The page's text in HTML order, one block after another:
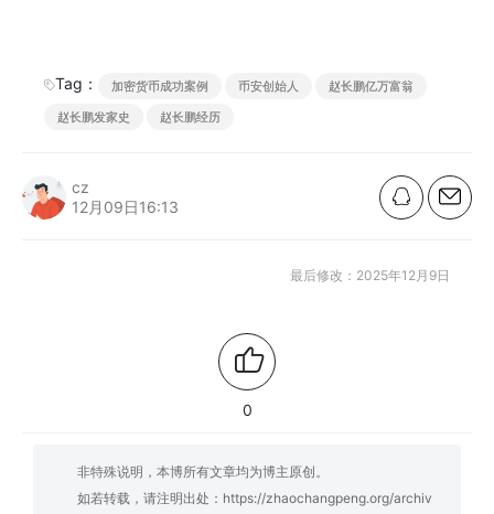
Tag： 加密货币成功案例 币安创始人
赵长鹏亿万富翁
赵长鹏发家史
赵长鹏经历
cz
12月09日16:13
最后修改：2025年12月9日
0
非特殊说明，本博所有文章均为博主原创。
如若转载，请注明出处： https://zhaochangpeng.org/archiv